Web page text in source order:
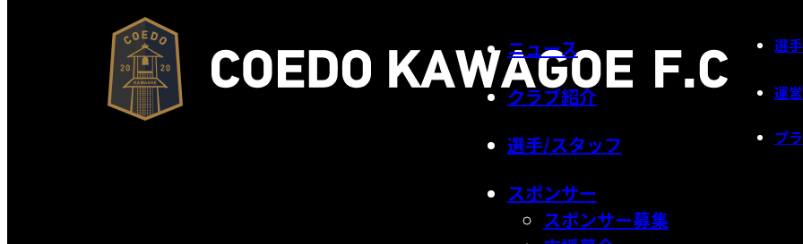
ニュース
クラブ紹介
選手/スタッフ
スポンサー
スポンサー募集
選
運
プ